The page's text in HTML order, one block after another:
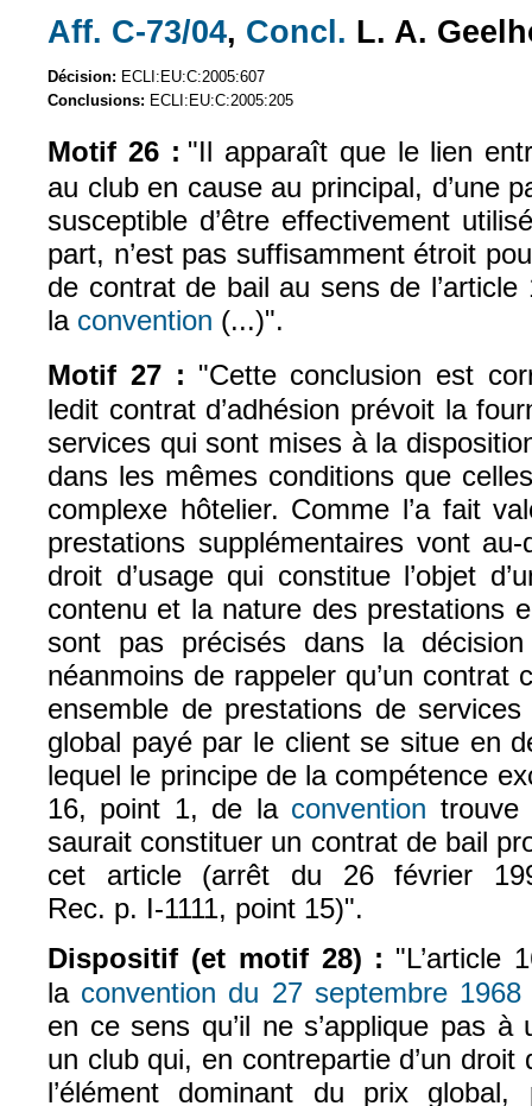
Aff. C-73/04 (le lien est externe)
, Concl. (le lien est
L. A.
Décision: ECLI:EU:C:2005:607
Conclusions: ECLI:EU:C:2005:205
Motif 26 : "Il apparaît que le lien
au club en cause au principal, d’une
susceptible d’être effectivement
part, n’est pas suffisamment étroit
de contrat de bail au sens de
la convention (le lien est externe)
(...)".
Motif 27 : "Cette conclusion est
ledit contrat d’adhésion prévoit la
services qui sont mises à la
dans les mêmes conditions que
complexe hôtelier. Comme l’a fait
prestations supplémentaires vont
droit d’usage qui constitue l’objet
contenu et la nature des prestations
sont pas précisés dans la
néanmoins de rappeler qu’un contrat
ensemble de prestations de
global payé par le client se situe en
lequel le principe de la compétence
16, point 1, de la convention (le lien est
trouve
saurait constituer un contrat de bail
cet article (arrêt du 26 février
Rec. p. I‑1111, point 15)".
Dispositif (et motif 28) : "L’article
la convention du 27 septembre 1968
en ce sens qu’il ne s’applique pas à
un club qui, en contrepartie d’un droit
l’élément dominant du prix global,